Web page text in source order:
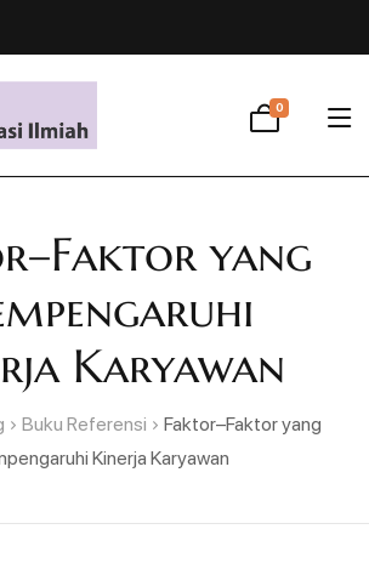
0
yang
Karyawan
Buku Referensi
Faktor–Faktor yang
Kinerja Karyawan